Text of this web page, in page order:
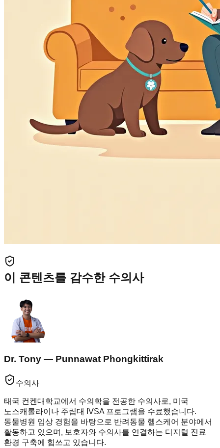
이 콘텐츠를 감수한 수의사
Dr. Tony — Punnawat Phongkittirak
수의사
태국 컨켄대학교에서 수의학을 전공한 수의사로, 미국
노스캐롤라이나 주립대 IVSA 프로그램을 수료했습니다.
동물병원 임상 경험을 바탕으로 반려동물 헬스케어 분야에서
활동하고 있으며, 보호자와 수의사를 연결하는 디지털 진료
환경 구축에 힘쓰고 있습니다.